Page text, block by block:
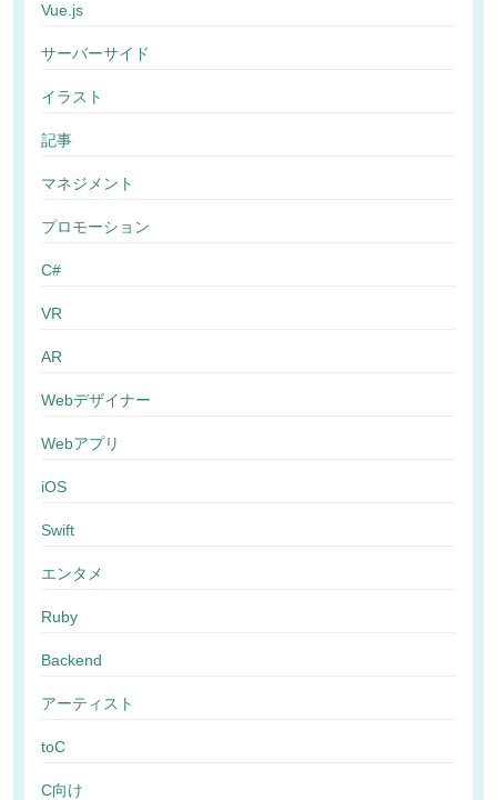
Vue.js
サーバーサイド
イラスト
記事
マネジメント
プロモーション
C#
VR
AR
Webデザイナー
Webアプリ
iOS
Swift
エンタメ
Ruby
Backend
アーティスト
toC
C向け